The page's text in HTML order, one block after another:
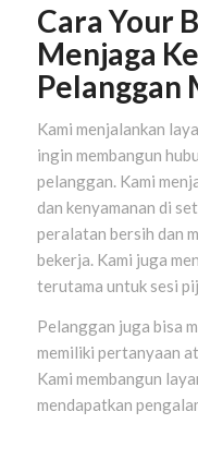
Cara Your
Menjaga
Pelanggan
Kami menjalankan
ingin membangun
pelanggan. Kami
dan kenyamanan di
peralatan bersih dan
bekerja. Kami juga
terutama untuk sesi
Pelanggan juga bisa
memiliki pertanyaan
Kami membangun
mendapatkan